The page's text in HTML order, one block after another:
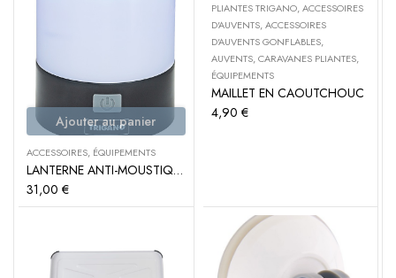
Ajouter au panier
ACCESSOIRES, ÉQUIPEMENTS
LANTERNE ANTI-MOUSTIQUE – TRIGANO
31,00 €
PLIANTES TRIGANO,ACCESSOIRES
D'AUVENTS,ACCESSOIRES
D'AUVENTS GONFLABLES,
AUVENTS,CARAVANES PLIANTES,
ÉQUIPEMENTS
MAILLET EN CAOUTCHOUC
4,90 €